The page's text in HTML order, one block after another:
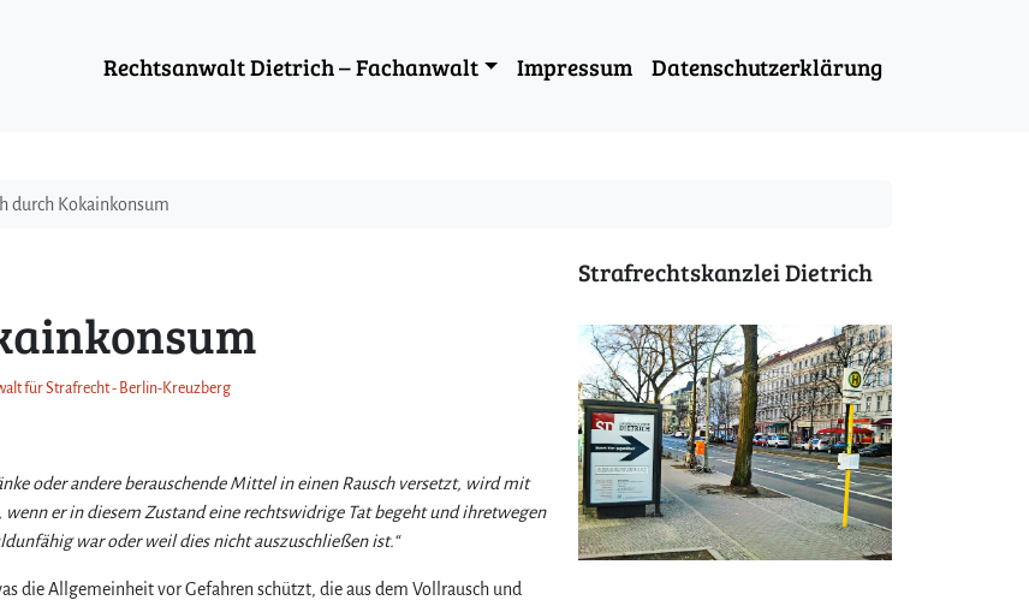
Rechtsanwalt Dietrich – Fachanwalt Impressum Datenschutzerklärung
durch Kokainkonsum
für Strafrecht - Berlin-Kreuzberg
oder andere berauschende Mittel in einen Rausch versetzt, wird mit
er in diesem Zustand eine rechtswidrige Tat begeht und ihretwegen
war oder weil dies nicht auszuschließen ist.“
die Allgemeinheit vor Gefahren schützt, die aus dem Vollrausch und
Strafrechtskanzlei Dietrich